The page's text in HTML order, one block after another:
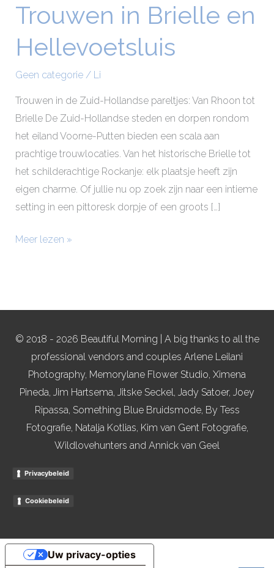
Trouwen in Brielle en
Hellevoetsluis
Geen categorie/ Li
Trouwen in de Zuid-Hollandse pareltjes: Van Rhoon tot
Brielle De Zuid-Hollandse steden en dorpen rondom
het eiland Voorne-Putten bieden een scala aan
prachtige trouwlocaties. Van het historische Brielle tot
het schilderachtige Rockanje: elk plaatsje heeft zijn
eigen charme. Of jullie nu op zoek zijn naar een intieme
setting in een pittoresk dorpje of een groots […]
Trouwen
Brielle
Hellevoetsluis
Meer lezen »
© 2018 - 2026 Beautiful Morning | A big thanks to all the
professional vendors and couples Arlene Leilani
Photography, Memorylane Flower Studio, Ximena
Pineda, Jim Hartsema, Jitske Seckel, Jady Satoer, Joey
Ripassa, Something Blue Bruidsmode, By Tess
Fotografie, Natalja Kotlias, Kim van Gent Fotografie,
Wildlovehunters and Annick van Geel
Privacybeleid
Cookiebeleid
Uw privacy-opties